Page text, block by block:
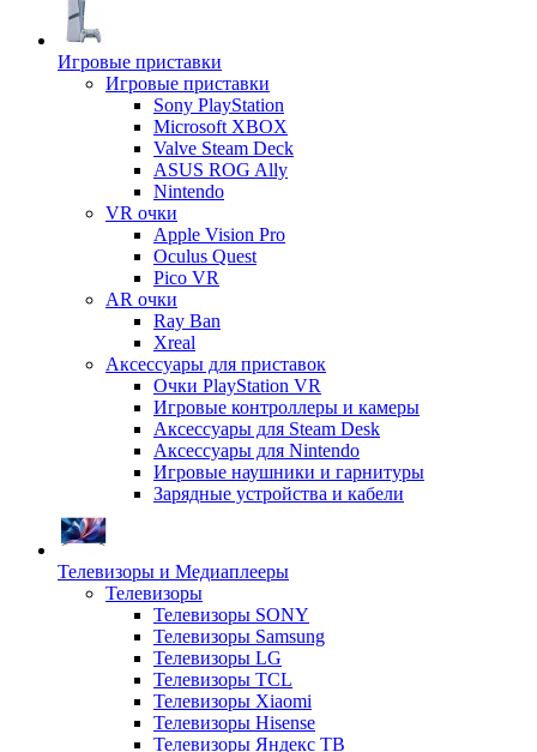
Игровые приставки
Игровые приставки
Sony PlayStation
Microsoft XBOX
Valve Steam Deck
ASUS ROG Ally
Nintendo
VR очки
Apple Vision Pro
Oculus Quest
Pico VR
AR очки
Ray Ban
Xreal
Аксессуары для приставок
Очки PlayStation VR
Игровые контроллеры и камеры
Аксессуары для Steam Desk
Аксессуары для Nintendo
Игровые наушники и гарнитуры
Зарядные устройства и кабели
Телевизоры и Медиаплееры
Телевизоры
Телевизоры SONY
Телевизоры Samsung
Телевизоры LG
Телевизоры TCL
Телевизоры Xiaomi
Телевизоры Hisense
Телевизоры Яндекс ТВ